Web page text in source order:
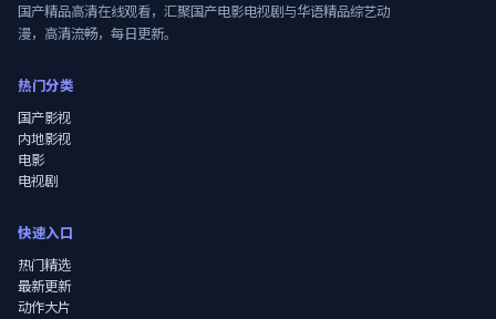
国产精品高清在线观看，汇聚国产电影电视剧与华语精品综艺动
漫，高清流畅，每日更新。
热门分类
国产影视
内地影视
电影
电视剧
快速入口
热门精选
最新更新
动作大片